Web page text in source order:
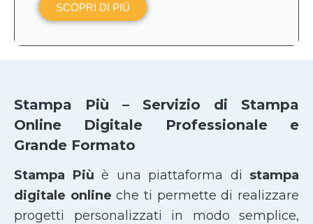
SCOPRI DI PIÙ
Stampa Più – Servizio di Stampa
Online Digitale Professionale e
Grande Formato
Stampa Più è una piattaforma di stampa
digitale online che ti permette di realizzare
progetti personalizzati in modo semplice,